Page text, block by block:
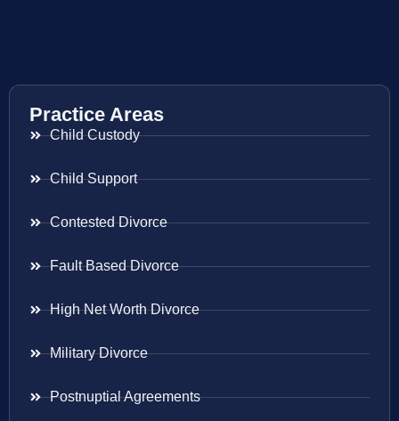
Practice Areas
Child Custody
Child Support
Contested Divorce
Fault Based Divorce
High Net Worth Divorce
Military Divorce
Postnuptial Agreements